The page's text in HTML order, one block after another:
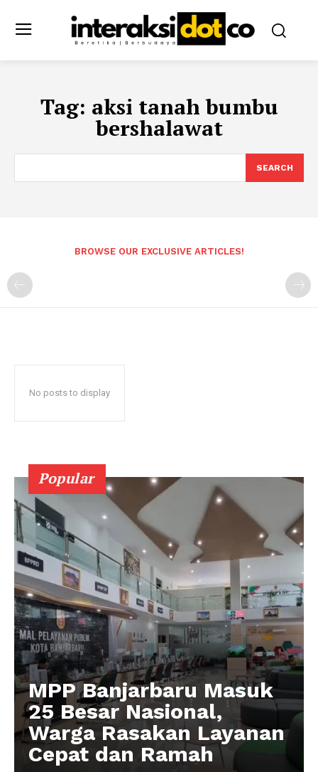
Tag: aksi tanah bumbu
bershalawat
SEARCH
BROWSE OUR EXCLUSIVE ARTICLES!
No posts to display
Popular
MPP Banjarbaru Masuk
25 Besar Nasional,
Warga Rasakan Layanan
Cepat dan Ramah